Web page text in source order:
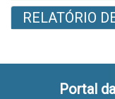
RELATÓRIO
Portal